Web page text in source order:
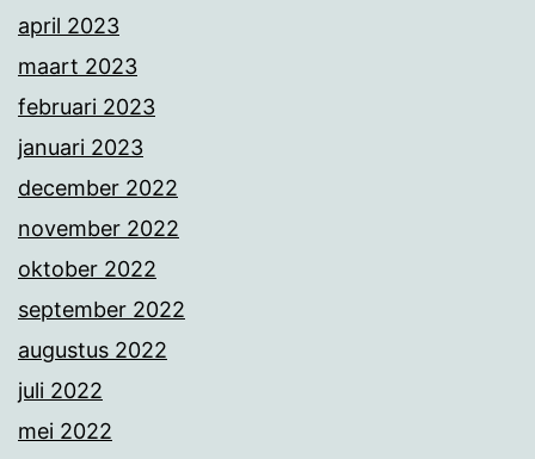
april 2023
maart 2023
februari 2023
januari 2023
december 2022
november 2022
oktober 2022
september 2022
augustus 2022
juli 2022
mei 2022